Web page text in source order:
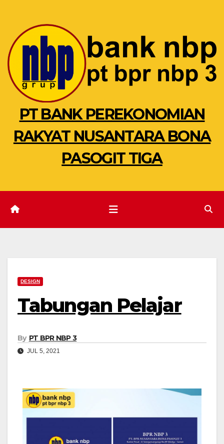
content
PT BANK PEREKONOMIAN
RAKYAT NUSANTARA BONA
PASOGIT TIGA
DESIGN
Tabungan Pelajar
By PT BPR NBP 3
JUL 5, 2021